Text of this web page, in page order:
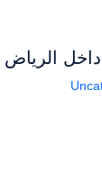
الرياض